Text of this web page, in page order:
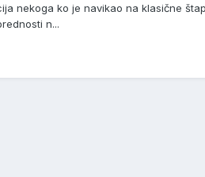
nekoga ko je navikao na klasične
n...